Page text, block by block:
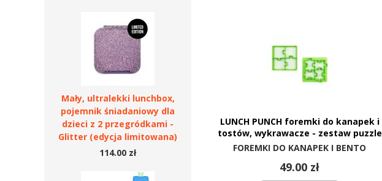
LUNCH PUNCH foremki do kanapek i
tostów, wykrawacze - zestaw puzzle
FOREMKI DO KANAPEK I BENTO
49.00 zł
Mały, ultralekki lunchbox,
pojemnik śniadaniowy dla
dzieci z 2 przegródkami -
Glitter (edycja limitowana)
114.00 zł